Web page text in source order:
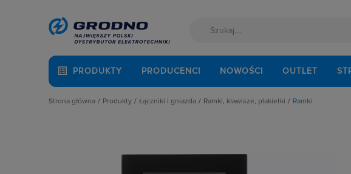
PRODUKTY PRODUCENCI NOWOŚCI OUTLET
Strona główna
Produkty
Fotowoltaika
Łączniki i gniazda
Przyciski
Ramki, klawisze, plakietki
Ramki